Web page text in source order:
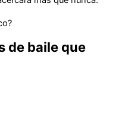
de baile que